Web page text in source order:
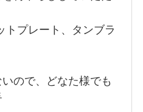
トプレート、タンブラ
ので、どなた様でも